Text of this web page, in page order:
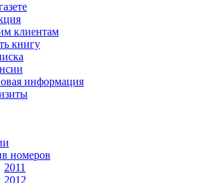
клиентам
книгу
информация
номеров
2011
2012